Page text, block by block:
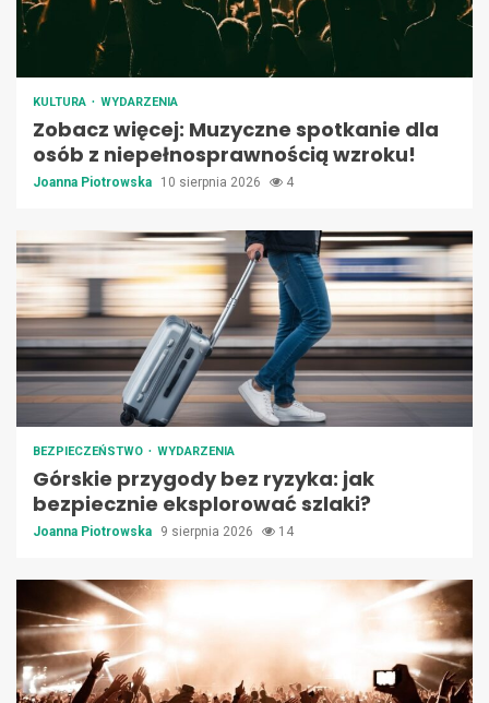
KULTURA WYDARZENIA
Zobacz więcej: Muzyczne spotkanie dla
osób z niepełnosprawnością wzroku!
Joanna Piotrowska 10 sierpnia 2026 4
BEZPIECZEŃSTWO WYDARZENIA
Górskie przygody bez ryzyka: jak
bezpiecznie eksplorować szlaki?
Joanna Piotrowska 9 sierpnia 2026 14